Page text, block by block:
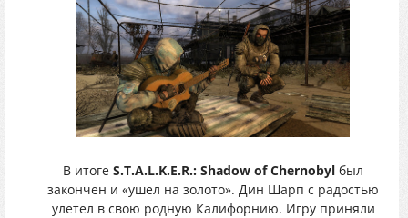
В итоге S.T.A.L.K.E.R.: Shadow of Chernobyl был
закончен и «ушел на золото». Дин Шарп с радостью
улетел в свою родную Калифорнию. Игру приняли